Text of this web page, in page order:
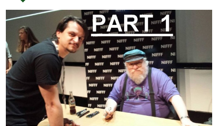
22. Juli 2014
George R.R. Martin Interview – Teil 1
7. August 2014
George R.R. Martin Interview – Teil 2